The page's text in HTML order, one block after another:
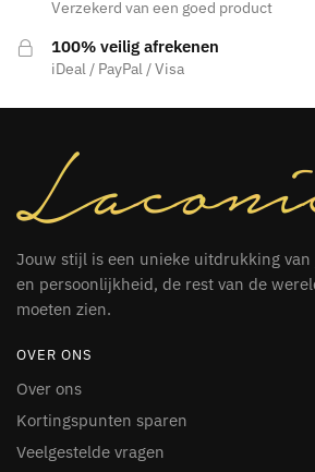
productpagina
op
Verzekerd van een goed product
100% veilig afrekenen
iDeal / PayPal / Visa
Jouw stijl is een unieke uitdrukking
en persoonlijkheid, de rest van de
moeten zien.
OVER ONS
Over ons
Kortingspunten sparen
Veelgestelde vragen